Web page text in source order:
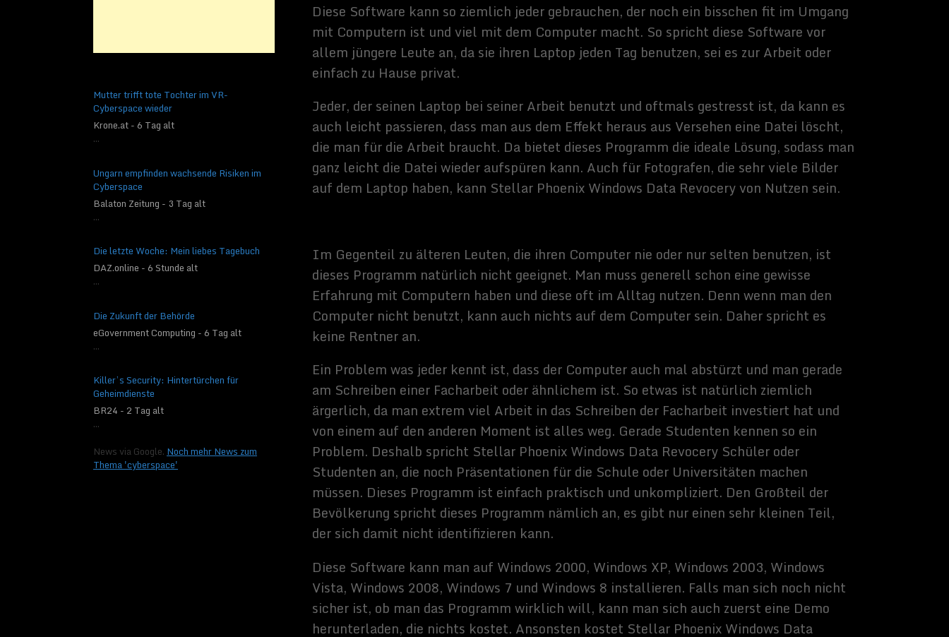
am Schreiben einer Facharbeit oder ähnlichem ist. So etwas ist natürlich ziemlich
ärgerlich, da man extrem viel Arbeit in das Schreiben der Facharbeit investiert hat und
von einem auf den anderen Moment ist alles weg. Gerade Studenten kennen so ein
Problem. Deshalb spricht Stellar Phoenix Windows Data Revocery Schüler oder
Studenten an, die noch Präsentationen für die Schule oder Universitäten machen
müssen. Dieses Programm ist einfach praktisch und unkompliziert. Den Großteil der
Bevölkerung spricht dieses Programm nämlich an, es gibt nur einen sehr kleinen Teil,
der sich damit nicht identifizieren kann.
Diese Software kann man auf Windows 2000, Windows XP, Windows 2003, Windows
Vista, Windows 2008, Windows 7 und Windows 8 installieren. Falls man sich noch nicht
sicher ist, ob man das Programm wirklich will, kann man sich auch zuerst eine Demo
herunterladen, die nichts kostet. Ansonsten kostet Stellar Phoenix Windows Data
Revocery 39 Euro und ist mit diesem Preis relativ günstig, sodass sich jeder Bürger diese
Related Images:
Sammy Zimmermanns
Hallo, ich schreibe hier im Blog. Mein Name ist Sammy
Zimmermanns und ich bin freiberuflicher Journalist und
Buchautor, sowie SEO-Berater. Mein Hobbys und
Interessen sind Science-Fiction Filme und alles was sich
rund um Technik und Weltraum dreht.
Mutter trifft tote Tochter im VR-
Cyberspace wieder
Krone.at - 6 Tag alt
...
Ungarn empfinden wachsende Risiken im
Cyberspace
Balaton Zeitung - 3 Tag alt
...
Die letzte Woche: Mein liebes Tagebuch
DAZ.online - 6 Stunde alt
...
Die Zukunft der Behörde
eGovernment Computing - 6 Tag alt
...
Killer’s Security: Hintertürchen für
Geheimdienste
BR24 - 2 Tag alt
...
News via Google. Noch mehr News zum
Thema 'cyberspace'